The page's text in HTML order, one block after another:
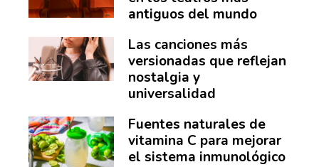
antiguos del mundo
Las canciones más
versionadas que reflejan
nostalgia y
universalidad
Fuentes naturales de
vitamina C para mejorar
el sistema inmunológico